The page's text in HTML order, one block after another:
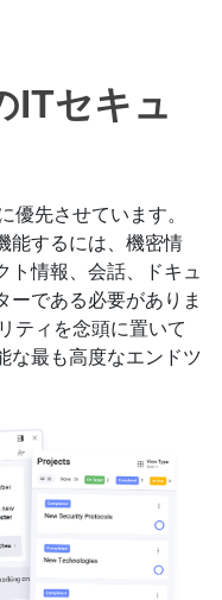
ITセキュ
優先させています。
能するには、機密情
ト情報、会話、ドキュ
ーである必要がありま
ティを念頭に置いて
な最も高度なエンドツ